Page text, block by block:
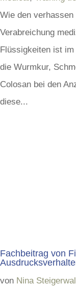
Wie den
Verabreichung
Flüssigkeiten ist
die Wurmkur,
Colosan bei den
diese...
Fachbeitrag von
von Nina